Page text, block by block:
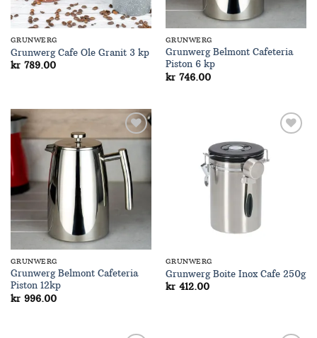
GRUNWERG
Grunwerg Cafe Ole Granit 3 kp
kr789.00
GRUNWERG
Grunwerg Belmont Cafeteria
Piston 6 kp
kr746.00
Wishlist
GRUNWERG
Grunwerg Belmont Cafeteria
Piston 12kp
kr996.00
GRUNWERG
Grunwerg Boite Inox Cafe 250g
kr412.00